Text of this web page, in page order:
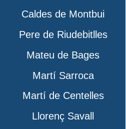
Caldes de Montbui
Pere de Riudebitlles
Mateu de Bages
Martí Sarroca
Martí de Centelles
Llorenç Savall